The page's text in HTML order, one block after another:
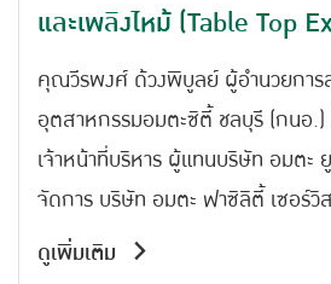
และเพลิงไหม้ (Table Top
ประจำปี 2569 ณ สำนักงาน
อมตะซิตี้ ชลบุรี
คุณวีรพงศ์ ด้วงพิบูลย์ ผู้อำนวยการ
อุตสาหกรรมอมตะซิตี้ ชลบุรี (กนอ.)
เจ้าหน้าที่บริหาร ผู้แทนบริษัท อมตะ
จัดการ บริษัท อมตะ ฟาซิลิตี้ เซอร์วิ
บริษัท ไทย เซกิซุย โฟม จำกัด และ คุ
ดูเพิ่มเติม